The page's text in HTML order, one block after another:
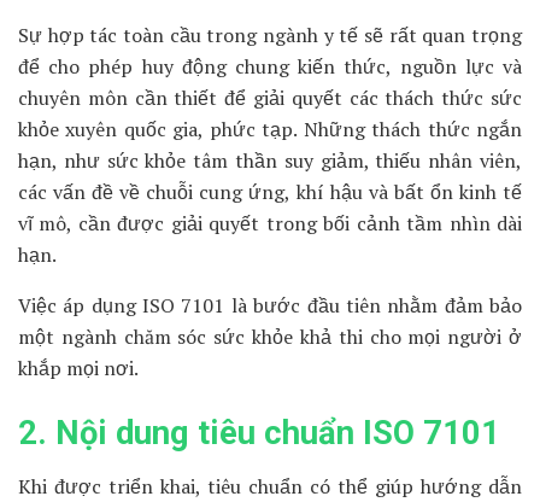
Sự hợp tác toàn cầu trong ngành y tế sẽ rất quan trọng
để cho phép huy động chung kiến ​​thức, nguồn lực và
chuyên môn cần thiết để giải quyết các thách thức sức
khỏe xuyên quốc gia, phức tạp. Những thách thức ngắn
hạn, như sức khỏe tâm thần suy giảm, thiếu nhân viên,
các vấn đề về chuỗi cung ứng, khí hậu và bất ổn kinh tế
vĩ mô, cần được giải quyết trong bối cảnh tầm nhìn dài
hạn.
Việc áp dụng ISO 7101 là bước đầu tiên nhằm đảm bảo
một ngành chăm sóc sức khỏe khả thi cho mọi người ở
khắp mọi nơi.
2. Nội dung tiêu chuẩn ISO 7101
Khi được triển khai, tiêu chuẩn có thể giúp hướng dẫn